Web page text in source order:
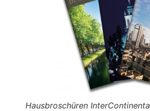
Hausbroschüren